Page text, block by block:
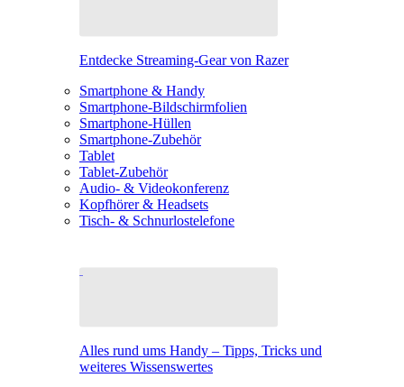
Entdecke Streaming-Gear von Razer
Smartphone & Handy
Smartphone-Bildschirmfolien
Smartphone-Hüllen
Smartphone-Zubehör
Tablet
Tablet-Zubehör
Audio- & Videokonferenz
Kopfhörer & Headsets
Tisch- & Schnurlostelefone
Alles rund ums Handy – Tipps, Tricks und
weiteres Wissenswertes